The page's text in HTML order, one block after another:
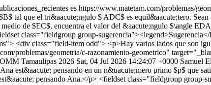
es https://www.matetam.com/problemas/
tal que el tri&aacute;ngulo $ ADC$ es equil&aacute;tero.
de $EC$, encuentra el valor del &aacute;ngulo $\angle
class="fieldgroup group-
<div class="field-item odd"> <p>Hay varios lados que son
problemas/geometria/c-razonamiento-geometrico"
Tamaulipas 2026 Sat, 04 Jul 2026 14:24:07 +0000 Samuel
est&aacute; pensando en un n&uacute;mero primo $p$ que
pensando Ana.</p> <fieldset class="fieldgroup